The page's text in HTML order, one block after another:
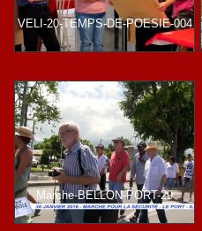
VELI-20-TEMPS-DE-POESIE-004
Marche-BELLON-PORT-29